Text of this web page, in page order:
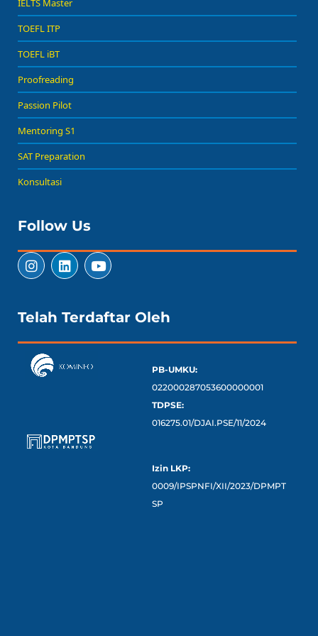
IELTS Master
TOEFL ITP
TOEFL iBT
Proofreading
Passion Pilot
Mentoring S1
SAT Preparation
Konsultasi
Follow Us
Telah Terdaftar Oleh
PB-UMKU:
022000287053600000001
TDPSE:
016275.01/DJAI.PSE/11/2024
Izin LKP:
0009/IPSPNFI/XII/2023/DPMPT
SP